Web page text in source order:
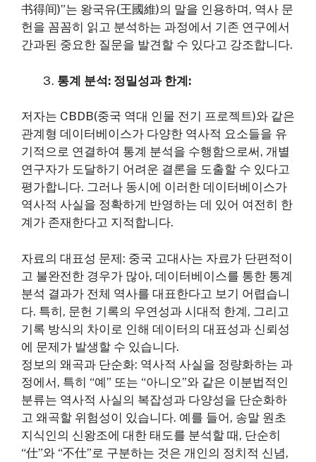
书得间)”는 왕국유(王國維)의 말을 인용하며, 역사 문
헌을 꼼꼼히 읽고 분석하는 과정에서 기존 연구에서
간과된 중요한 질문을 발견할 수 있다고 강조합니다.
통계 분석: 정밀성과 한계:
저자는 CBDB(중국 역대 인물 전기 프로젝트)와 같은
관계형 데이터베이스가 다양한 역사적 요소들을 유
기적으로 연결하여 통계 분석을 수행함으로써, 개별
연구자가 도달하기 어려운 결론을 도출할 수 있다고
평가합니다. 그러나 동시에 이러한 데이터베이스가
역사적 사실을 정확하게 반영하는 데 있어 여전히 한
계가 존재한다고 지적합니다.
자료의 대표성 문제: 중국 고대사는 자료가 단편적이
고 불완전한 경우가 많아, 데이터베이스를 통한 통계
분석 결과가 전체 역사를 대표한다고 보기 어렵습니
다. 특히, 문헌 기록의 우연성과 시대적 한계, 그리고
기록 방식의 차이로 인해 데이터의 대표성과 신뢰성
에 문제가 발생할 수 있습니다.
정보의 왜곡과 단순화: 역사적 사실을 정량화하는 과
정에서, 특히 “예” 또는 “아니오”와 같은 이분법적인
분류는 역사적 사실의 복잡성과 다양성을 단순화하
고 왜곡할 위험성이 있습니다. 예를 들어, 송말 원초
지식인의 신왕조에 대한 태도를 분석할 때, 단순히
“仕”와 “不仕”로 구분하는 것은 개인의 정치적 신념,